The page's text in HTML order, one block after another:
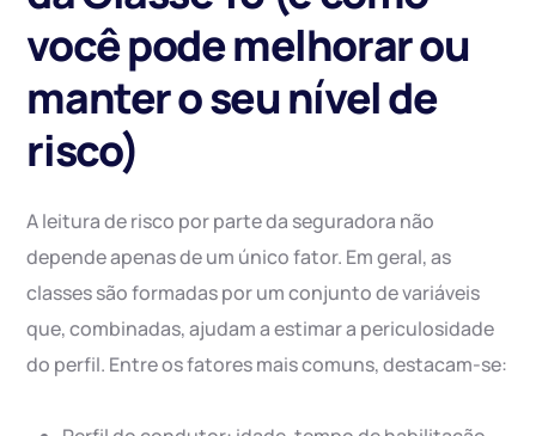
você pode melhorar ou
manter o seu nível de
risco)
A leitura de risco por parte da seguradora não
depende apenas de um único fator. Em geral, as
classes são formadas por um conjunto de variáveis
que, combinadas, ajudam a estimar a periculosidade
do perfil. Entre os fatores mais comuns, destacam-se: